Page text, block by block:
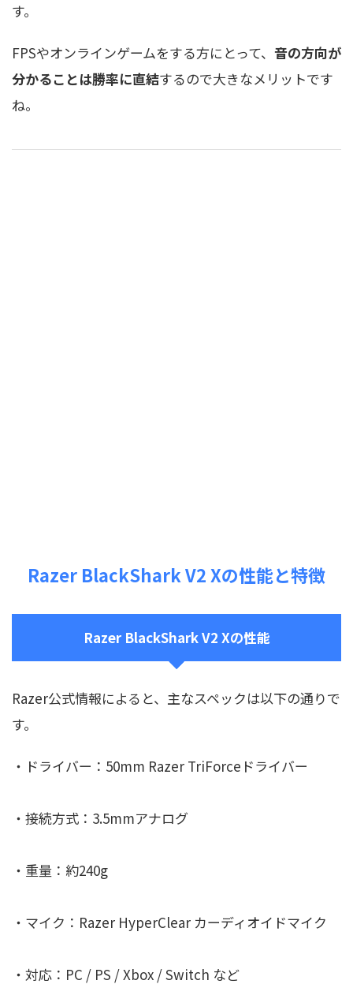
す。
FPSやオンラインゲームをする方にとって、 音の方向が
分かることは勝率に直結するので大きなメリットです
ね。
Razer BlackShark V2 Xの性能と特徴
Razer BlackShark V2 Xの性能
Razer公式情報によると、主なスペックは以下の通りで
す。
・ドライバー：50mm Razer TriForceドライバー
・接続方式：3.5mmアナログ
・重量：約240g
・マイク：Razer HyperClear カーディオイドマイク
・対応：PC / PS / Xbox / Switch など